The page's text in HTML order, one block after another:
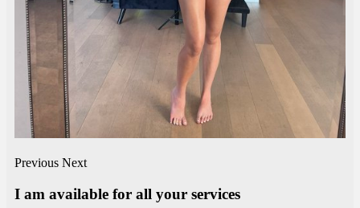
Previous Next
I am available for all your services